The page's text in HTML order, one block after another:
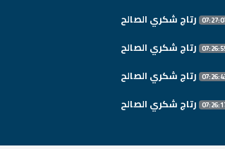
رتاج شكري الصالح
رتاج شكري الصالح
رتاج شكري الصالح
رتاج شكري الصالح